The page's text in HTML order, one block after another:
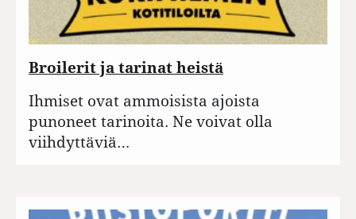
Broilerit ja tarinat heistä
Ihmiset ovat ammoisista ajoista
punoneet tarinoita. Ne voivat olla
viihdyttäviä…